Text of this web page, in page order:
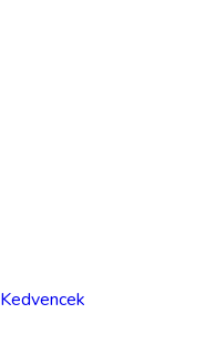
Kedvencek